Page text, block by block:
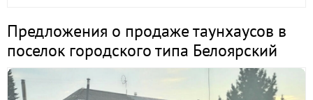
Предложения о продаже таунхаусов в
поселок городского типа Белоярский